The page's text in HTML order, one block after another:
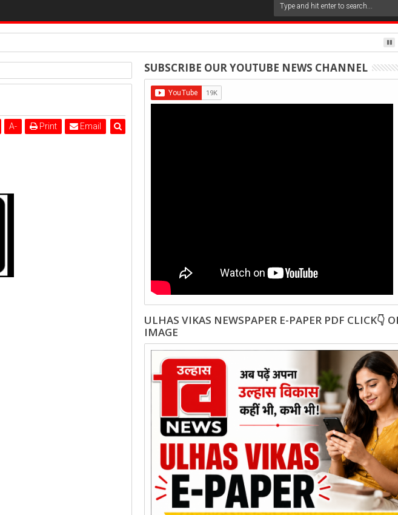
A- Print Email
SUBSCRIBE OUR YOUTUBE NEWS CHANNEL
ULHAS VIKAS NEWSPAPER E-PAPER PDF CLICK👇
IMAGE